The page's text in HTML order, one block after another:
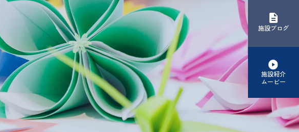
施設ブログ
施設紹介
ムービー